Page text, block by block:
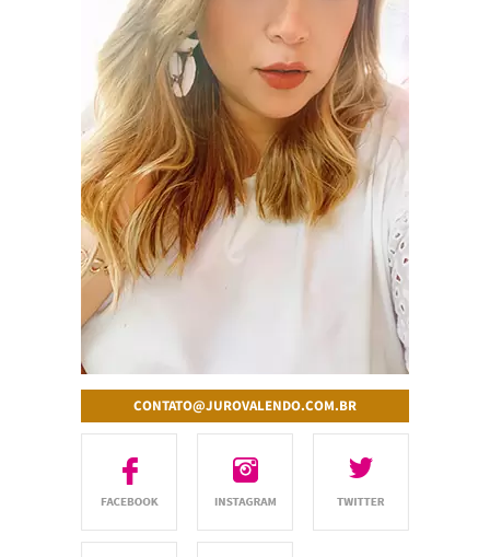
CONTATO@JUROVALENDO.COM.BR